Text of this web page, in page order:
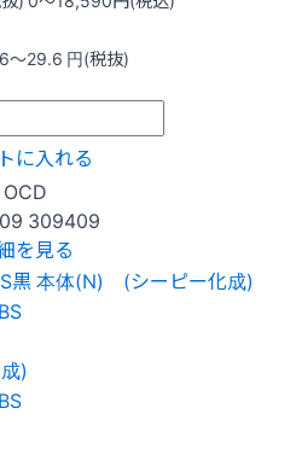
〜29.6 円(税抜)
に入れる
OCD
309409
を見る